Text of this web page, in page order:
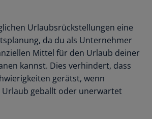
Urlaubsrückstellungen eine
da du als Unternehmer
Mittel für den Urlaub deiner
kannst. Dies verhindert, dass
gerätst, wenn
geballt oder unerwartet